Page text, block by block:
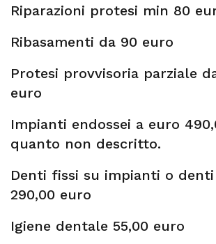
Riparazioni protesi min 80
Ribasamenti da 90 euro
Protesi provvisoria parziale
euro
Impianti endossei a euro
quanto non descritto.
Denti fissi su impianti o
290,00 euro
Igiene dentale 55,00 euro